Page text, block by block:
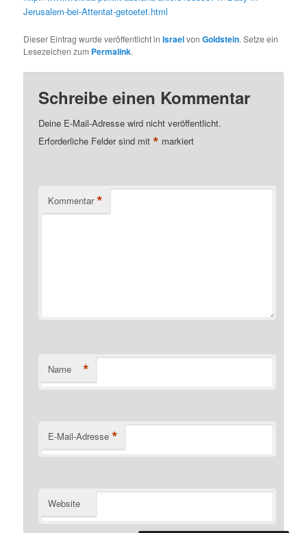
Jerusalem-bei-Attentat-getoetet.html
Dieser Eintrag wurde veröffentlicht inIsraelvonGoldstein. Setze ein
Lesezeichen zum Permalink.
Schreibe einen Kommentar
Deine E-Mail-Adresse wird nicht veröffentlicht.
Erforderliche Felder sind mit* markiert
Kommentar *
Name *
E-Mail-Adresse *
Website